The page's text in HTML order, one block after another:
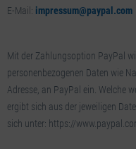
E-Mail: impressum@paypal.com
Mit der Zahlungsoption PayPal
personenbezogenen Daten wie
Adresse, an PayPal ein. Welche
ergibt sich aus der jeweiligen
sich unter: https://